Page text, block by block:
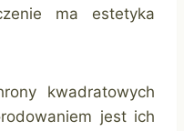
ma estetyka
kwadratowych
jest ich